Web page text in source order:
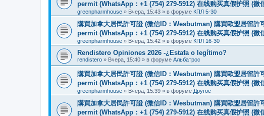
permit (WhatsApp：+1 (754) 279-5912) 在线购买真假护照 (微
greenpharmhouse » Вчера, 15:43 » в форуме КПЛ 5-30
購買加拿大居民許可證 (微信ID：Wesbutman) 購買歐盟居留
permit (WhatsApp：+1 (754) 279-5912) 在线购买真假护照 (微
greenpharmhouse » Вчера, 15:42 » в форуме КПЛ 16-30
Rendistero Opiniones 2026 -¿Estafa o legítimo?
rendistero » Вчера, 15:40 » в форуме Альбатрос
購買加拿大居民許可證 (微信ID：Wesbutman) 購買歐盟居留
permit (WhatsApp：+1 (754) 279-5912) 在线购买真假护照 (微
greenpharmhouse » Вчера, 15:39 » в форуме Другое
購買加拿大居民許可證 (微信ID：Wesbutman) 購買歐盟居留
permit (WhatsApp：+1 (754) 279-5912) 在线购买真假护照 (微